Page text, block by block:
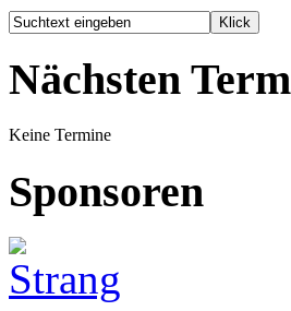
Nächsten
Keine Termine
Sponsoren